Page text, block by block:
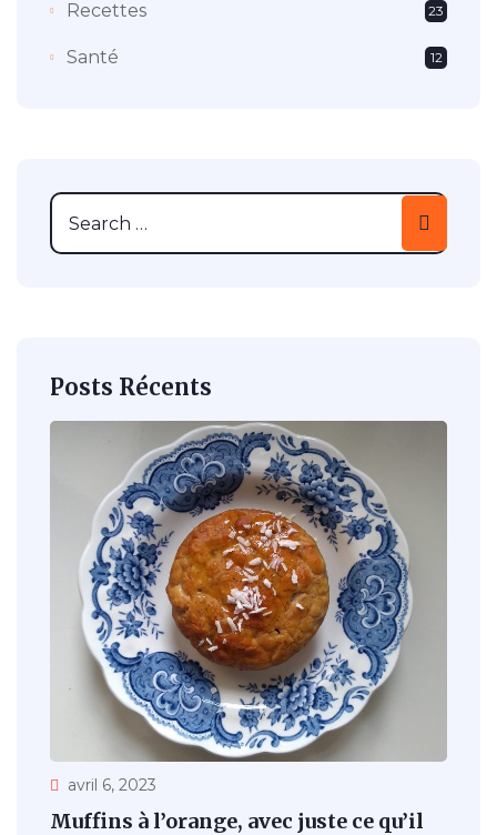
Recettes 23
Santé 12
Posts Récents
avril 6, 2023
Muffins à l’orange, avec juste ce qu’il